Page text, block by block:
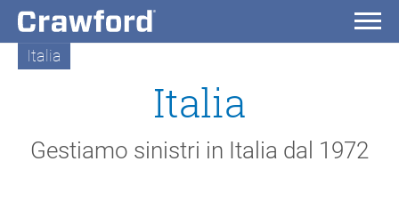
Italia
Italia
Gestiamo sinistri in Italia dal 1972